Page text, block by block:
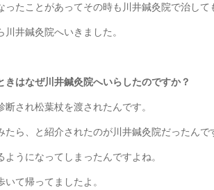
たことがあってその時も川井鍼灸院で治して
井鍼灸院へいきました。
はなぜ川井鍼灸院へいらしたのですか？
され松葉杖を渡されたんです。
ら、と紹介されたのが川井鍼灸院だったんで
うになってしまったんですよね。
て帰ってましたよ。